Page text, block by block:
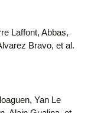
Laffont, Abbas,
Bravo, et al.
Yan Le